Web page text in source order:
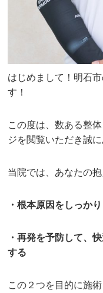
はじめまして！明石
す！
この度は、数ある整
ジを閲覧いただき誠
当院では、あなたの
・根本原因をしっか
・再発を予防して、
する
この２つを目的に施術